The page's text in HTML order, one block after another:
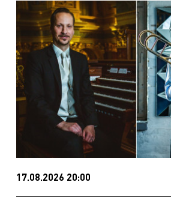
17.08.2026 20:00